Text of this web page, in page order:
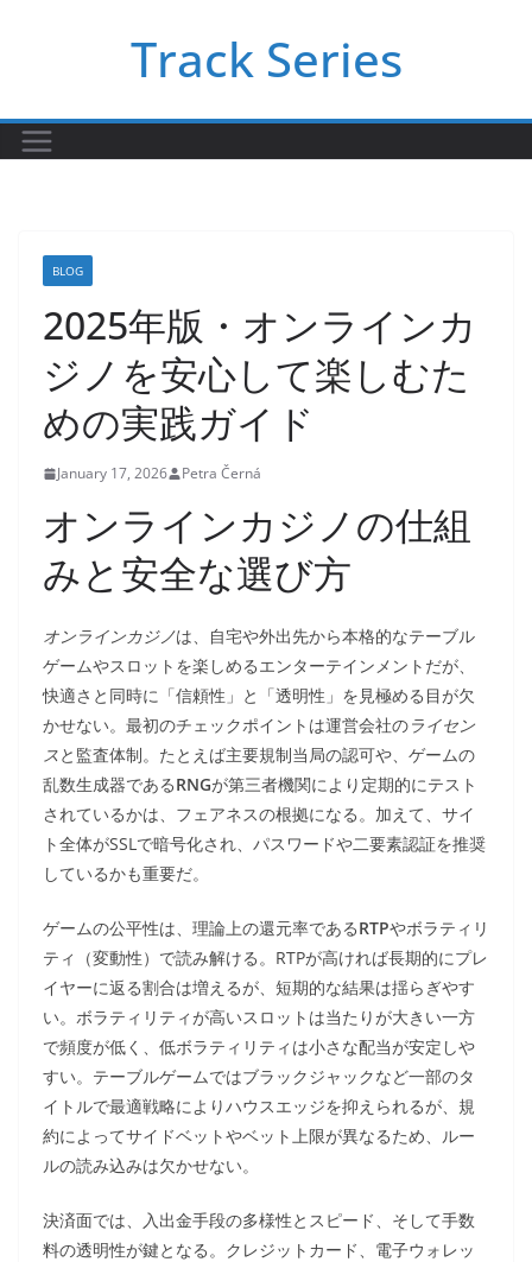
Track Series
BLOG
2025年版・オンラインカ
ジノを安心して楽しむた
めの実践ガイド
January 17, 2026 Petra Černá
オンラインカジノの仕組
みと安全な選び方
オンラインカジノは、自宅や外出先から本格的なテーブル
ゲームやスロットを楽しめるエンターテインメントだが、
快適さと同時に「信頼性」と「透明性」を見極める目が欠
かせない。最初のチェックポイントは運営会社のライセン
スと監査体制。たとえば主要規制当局の認可や、ゲームの
乱数生成器であるRNGが第三者機関により定期的にテスト
されているかは、フェアネスの根拠になる。加えて、サイ
ト全体がSSLで暗号化され、パスワードや二要素認証を推奨
しているかも重要だ。
ゲームの公平性は、理論上の還元率であるRTPやボラティリ
ティ（変動性）で読み解ける。RTPが高ければ長期的にプレ
イヤーに返る割合は増えるが、短期的な結果は揺らぎやす
い。ボラティリティが高いスロットは当たりが大きい一方
で頻度が低く、低ボラティリティは小さな配当が安定しや
すい。テーブルゲームではブラックジャックなど一部のタ
イトルで最適戦略によりハウスエッジを抑えられるが、規
約によってサイドベットやベット上限が異なるため、ルー
ルの読み込みは欠かせない。
決済面では、入出金手段の多様性とスピード、そして手数
料の透明性が鍵となる。クレジットカード、電子ウォレッ